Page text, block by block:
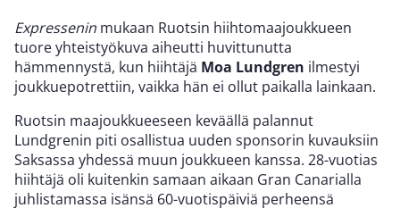
Expressenin mukaan Ruotsin hiihtomaajoukkueen
tuore yhteistyökuva aiheutti huvittunutta
hämmennystä, kun hiihtäjä Moa Lundgren ilmestyi
joukkuepotrettiin, vaikka hän ei ollut paikalla lainkaan.
Ruotsin maajoukkueeseen keväällä palannut
Lundgrenin piti osallistua uuden sponsorin kuvauksiin
Saksassa yhdessä muun joukkueen kanssa. 28-vuotias
hiihtäjä oli kuitenkin samaan aikaan Gran Canarialla
juhlistamassa isänsä 60-vuotispäiviä perheensä